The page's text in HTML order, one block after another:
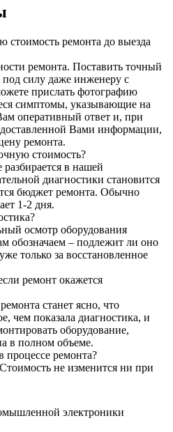
ремонта до выезда
ремонта. Поставить точный
под силу даже инженеру с
прислать фотографию
симптомы, указывающие на
оперативный ответ и, при
Вами информации,
ремонта.
стоимость?
в нашей
диагностики становится
бюджет ремонта. Обычно
1-2 дня.
осмотр оборудования
обозначаем – подлежит ли оно
только за восстановленное
ремонт окажется
станет ясно, что
чем показала диагностика, и
оборудование,
в полном объеме.
процессе ремонта?
не изменится ни при
электроники